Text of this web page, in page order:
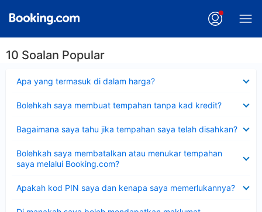
10 Soalan Popular
Apa yang termasuk di dalam harga?
Bolehkah saya membuat tempahan tanpa kad kredit?
Bagaimana saya tahu jika tempahan saya telah disahkan?
Bolehkah saya membatalkan atau menukar tempahan
saya melalui Booking.com?
Apakah kod PIN saya dan kenapa saya memerlukannya?